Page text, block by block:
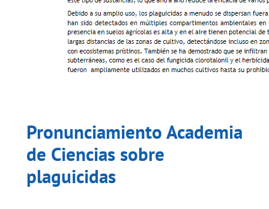
Pronunciamiento Academia
de Ciencias sobre
plaguicidas